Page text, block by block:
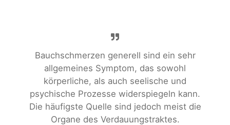
Bauchschmerzen generell sind ein sehr
allgemeines Symptom, das sowohl
körperliche, als auch seelische und
psychische Prozesse widerspiegeln kann.
Die häufigste Quelle sind jedoch meist die
Organe des Verdauungstraktes.